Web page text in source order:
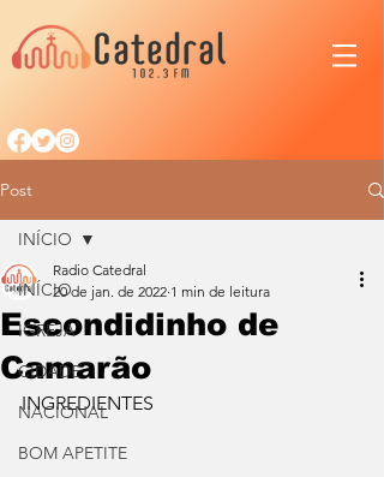
Post
INÍCIO
IGREJA
CIDADE
NACIONAL
BOM APETITE
INÍCIO
Escondidinho de
Camarão
Radio Catedral
20 de jan. de 2022 1 min de leitura
INGREDIENTES